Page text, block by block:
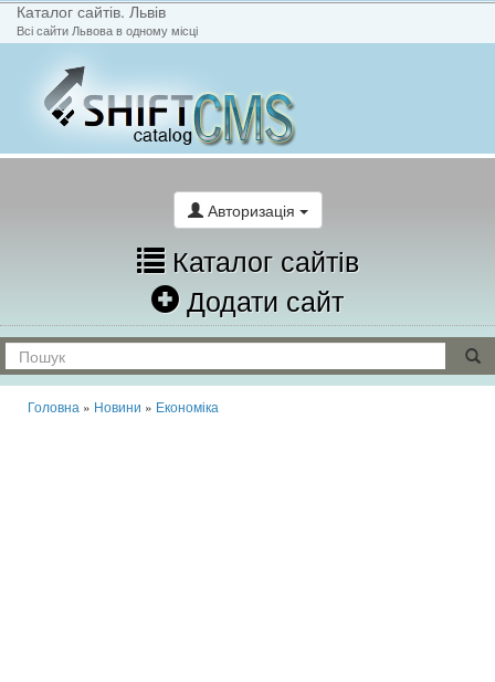
Каталог сайтів. Львів
Всі сайти Львова в одному місці
Авторизація
Каталог сайтів
Додати сайт
Головна » Новини » Економіка